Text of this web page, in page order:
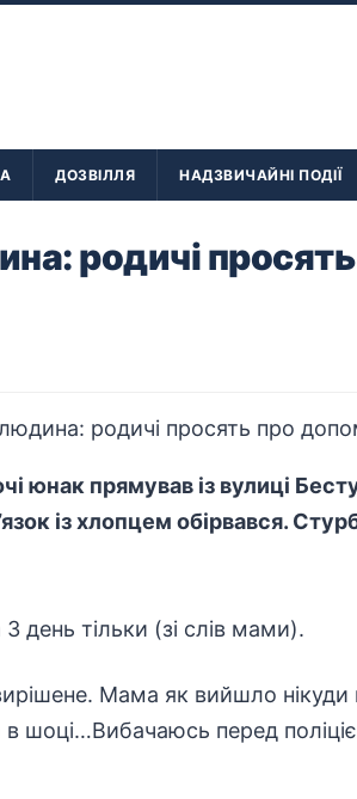
ДОЗВІЛЛЯ НАДЗВИЧАЙНІ ПОДІЇ
родичі
юнак прямував із вулиці
із хлопцем обірвався.
день тільки (зі слів мами).
Мама як вийшло нікуди
шоці…Вибачаюсь перед